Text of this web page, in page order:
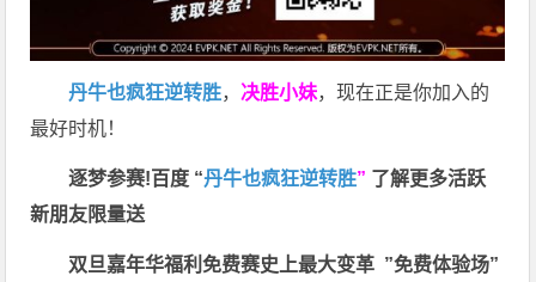
丹牛也疯狂逆转胜，决胜小妹，现在正是你加入的
最好时机！
逐梦参赛!百度 “丹牛也疯狂逆转胜” 了解更多活跃
新朋友限量送
双旦嘉年华福利免费赛史上最大变革 ”免费体验场”